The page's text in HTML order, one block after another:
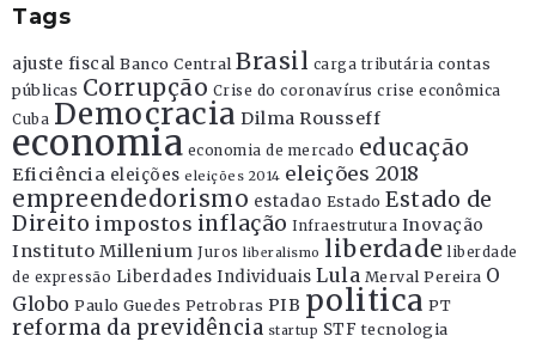
Tags
ajuste fiscal Banco Central Brasil carga tributária contas
públicas Corrupção Crise do coronavírus crise econômica
Cuba Democracia Dilma Rousseff
economia economia de mercado educação
Eficiência eleições eleições 2014 eleições 2018
empreendedorismo estadao Estado Estado de
Direito impostos inflação Infraestrutura Inovação
Instituto Millenium Juros liberalismo liberdade liberdade
de expressão Liberdades Individuais Lula Merval Pereira O
Globo Paulo Guedes Petrobras PIB politica PT
reforma da previdência startup STF tecnologia